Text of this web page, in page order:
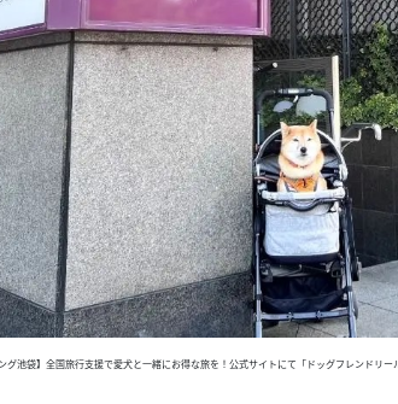
ング池袋】全国旅行支援で愛犬と一緒にお得な旅を！公式サイトにて「ドッグフレンドリ